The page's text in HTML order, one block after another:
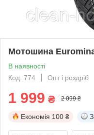
Мотошина
В наявності
Код: 774
Опт і роздріб
1 999 ₴ 2 099 ₴
Економія 100 ₴